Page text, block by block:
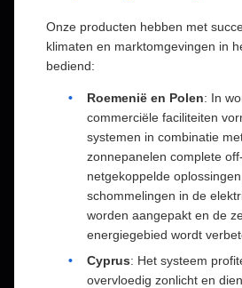
Onze producten hebben met
klimaten en marktomgevingen in
bediend:
Roemenië en Polen: In
commerciële faciliteiten
systemen in combinatie
zonnepanelen complete
netgekoppelde
schommelingen in de
worden aangepakt en de
energiegebied wordt
Cyprus: Het systeem
overvloedig zonlicht en